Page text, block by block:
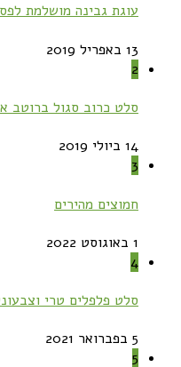
עוגת גבינה מושלמת
13 באפריל 2019
2
סלט כרוב סגול ברוטב
14 ביולי 2019
3
חמוצים מהירים
1 באוגוסט 2022
4
סלט פלפלים טרי
5 בפברואר 2021
5